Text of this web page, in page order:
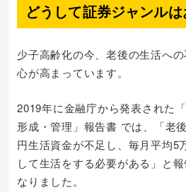
どうして証券ジャンル
少子高齢化の今、老後の生活へ
心が高まっています。
2019年に金融庁から発表された
形成・管理」報告書 では、「老
円生活資金が不足し、毎月平均5
して生活をする必要がある」と
なりました。